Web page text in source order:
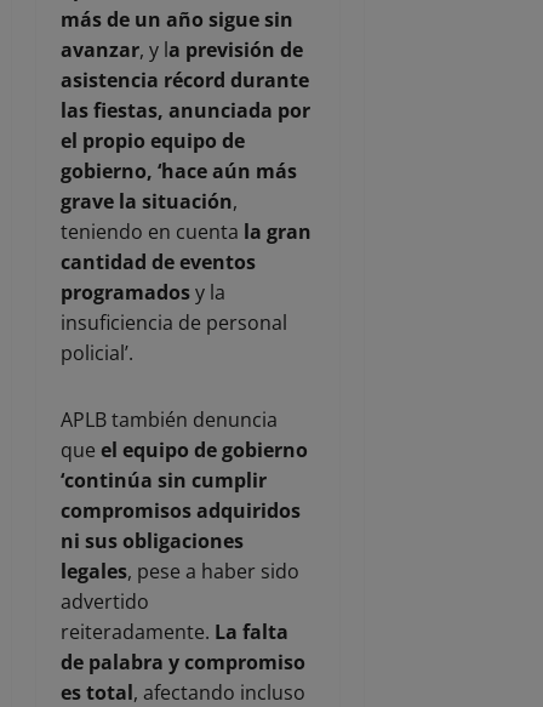
más de un año sigue sin
avanzar, y la previsión de
asistencia récord durante
las fiestas, anunciada por
el propio equipo de
gobierno, ‘hace aún más
grave la situación,
teniendo en cuenta la gran
cantidad de eventos
programadosy la
insuficiencia de personal
policial’.
APLB también denuncia
que el equipo de gobierno
‘continúa sin cumplir
compromisos adquiridos
ni sus obligaciones
legales, pese a haber sido
advertido
reiteradamente. La falta
de palabra y compromiso
es total, afectando incluso